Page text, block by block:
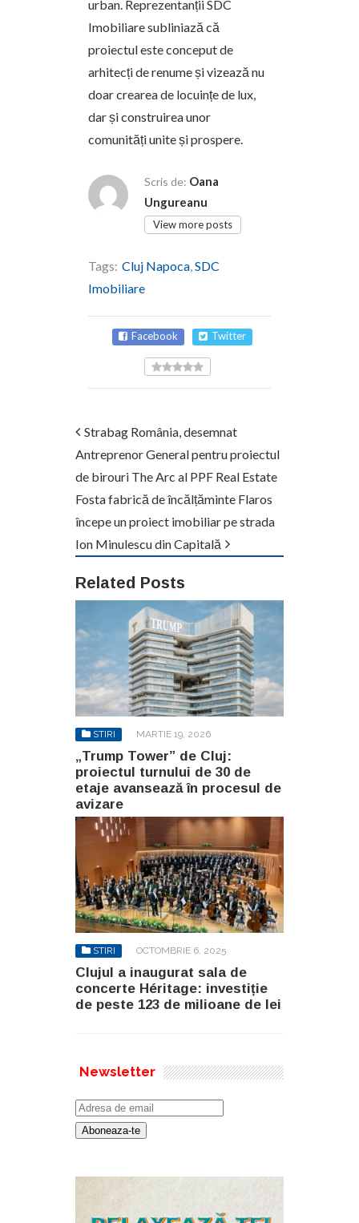
urban. Reprezentanții SDC
Imobiliare subliniază că
proiectul este conceput de
arhitecți de renume și vizează nu
doar crearea de locuințe de lux,
dar și construirea unor
comunități unite și prospere.
Scris de: Oana
Ungureanu
View more posts
Tags: Cluj Napoca SDC
Imobiliare
Facebook Twitter
Strabag România, desemnat
Antreprenor General pentru proiectul
de birouri The Arc al PPF Real Estate
Fosta fabrică de încălțăminte Flaros
începe un proiect imobiliar pe strada
Ion Minulescu din Capitală
Related Posts
STIRI MARTIE 19, 2026
„Trump Tower” de Cluj:
proiectul turnului de 30 de
etaje avansează în procesul de
avizare
STIRI OCTOMBRIE 6, 2025
Clujul a inaugurat sala de
concerte Héritage: investiție
de peste 123 de milioane de lei
Newsletter